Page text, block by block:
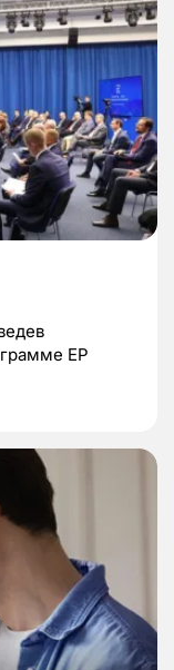
ЕР